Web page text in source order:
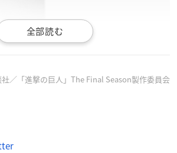
人」より、エレン・リヴァイ・エルヴ
フルーツ素材を使用したオードパルフ
BOXを開くと、それぞれのモチーフ
「あの台詞」が英語で書かれてお
ご使用頂けます。
社／「進撃の巨人」The Final Season製作委員会